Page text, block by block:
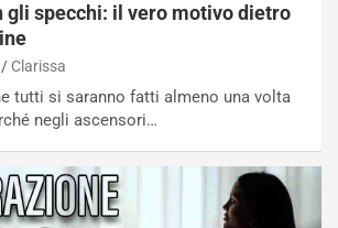
gli specchi: il vero motivo dietro
Clarissa
tutti si saranno fatti almeno una volta
negli ascensori…